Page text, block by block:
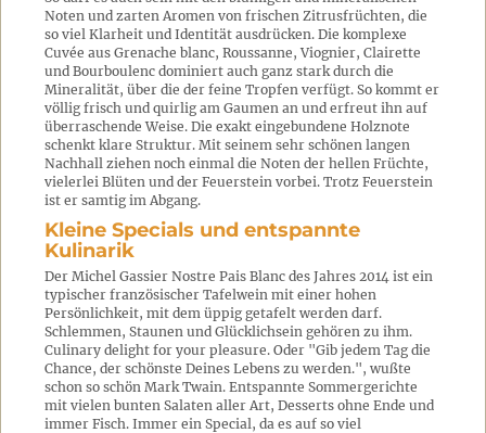
Noten und zarten Aromen von frischen Zitrusfrüchten, die
so viel Klarheit und Identität ausdrücken. Die komplexe
Cuvée aus Grenache blanc, Roussanne, Viognier, Clairette
und Bourboulenc dominiert auch ganz stark durch die
Mineralität, über die der feine Tropfen verfügt. So kommt er
völlig frisch und quirlig am Gaumen an und erfreut ihn auf
überraschende Weise. Die exakt eingebundene Holznote
schenkt klare Struktur. Mit seinem sehr schönen langen
Nachhall ziehen noch einmal die Noten der hellen Früchte,
vielerlei Blüten und der Feuerstein vorbei. Trotz Feuerstein
ist er samtig im Abgang.
Kleine Specials und entspannte
Kulinarik
Der Michel Gassier Nostre Pais Blanc des Jahres 2014 ist ein
typischer französischer Tafelwein mit einer hohen
Persönlichkeit, mit dem üppig getafelt werden darf.
Schlemmen, Staunen und Glücklichsein gehören zu ihm.
Culinary delight for your pleasure. Oder "Gib jedem Tag die
Chance, der schönste Deines Lebens zu werden.", wußte
schon so schön Mark Twain. Entspannte Sommergerichte
mit vielen bunten Salaten aller Art, Desserts ohne Ende und
immer Fisch. Immer ein Special, da es auf so viel